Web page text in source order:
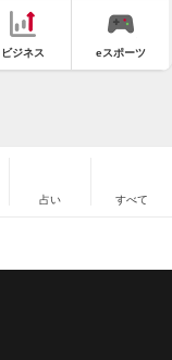
ビジネス eスポーツ
占い すべて